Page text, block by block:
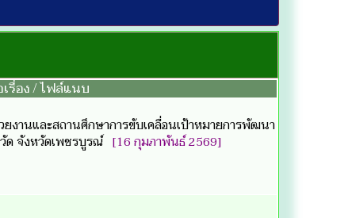
รื่อง / ไฟล์แนบ
งานและสถานศึกษาการขับเคลื่อนเป้าหมายการพัฒนา
ด จังหวัดเพชรบูรณ์ [16 กุมภาพันธ์ 2569]